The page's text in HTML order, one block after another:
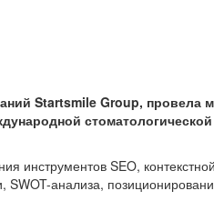
Startsmile Group, провела
инструментов SEO,
анализа,